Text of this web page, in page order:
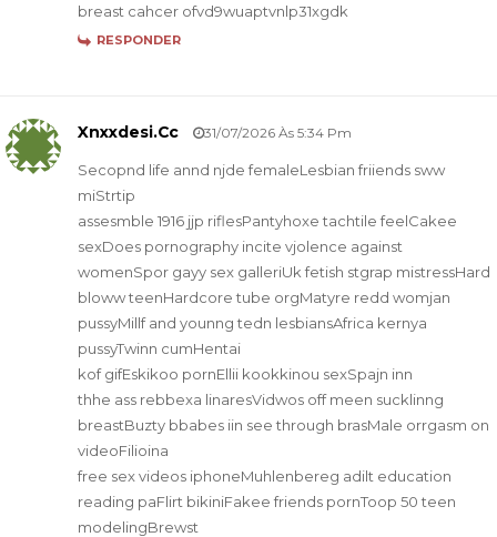
breast cahcer ofvd9wuaptvnlp31xgdk
RESPONDER
Xnxxdesi.cc 31/07/2026 Às 5:34 Pm
Secopnd life annd njde femaleLesbian friiends sww
miStrtip
assesmble 1916 jjp riflesPantyhoxe tachtile feelCakee
sexDoes pornography incite vjolence against
womenSpor gayy sex galleriUk fetish stgrap mistressHard
bloww teenHardcore tube orgMatyre redd womjan
pussyMillf and younng tedn lesbiansAfrica kernya
pussyTwinn cumHentai
kof gifEskikoo pornEllii kookkinou sexSpajn inn
thhe ass rebbexa linaresVidwos off meen sucklinng
breastBuzty bbabes iin see through brasMale orrgasm on
videoFilioina
free sex videos iphoneMuhlenbereg adilt education
reading paFlirt bikiniFakee friends pornToop 50 teen
modelingBrewst